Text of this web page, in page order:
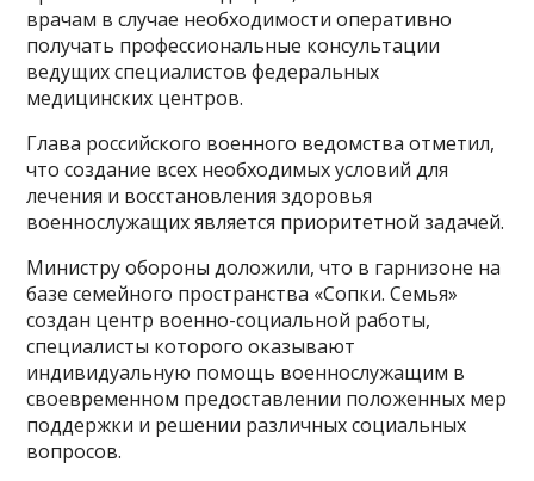
врачам в случае необходимости оперативно
получать профессиональные консультации
ведущих специалистов федеральных
медицинских центров.
Глава российского военного ведомства отметил,
что создание всех необходимых условий для
лечения и восстановления здоровья
военнослужащих является приоритетной задачей.
Министру обороны доложили, что в гарнизоне на
базе семейного пространства «Сопки. Семья»
создан центр военно-социальной работы,
специалисты которого оказывают
индивидуальную помощь военнослужащим в
своевременном предоставлении положенных мер
поддержки и решении различных социальных
вопросов.